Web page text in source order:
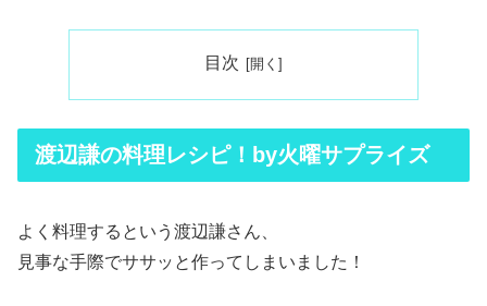
目次
渡辺謙の料理レシピ！by火曜サプライズ
よく料理するという渡辺謙さん、
見事な手際でササッと作ってしまいました！